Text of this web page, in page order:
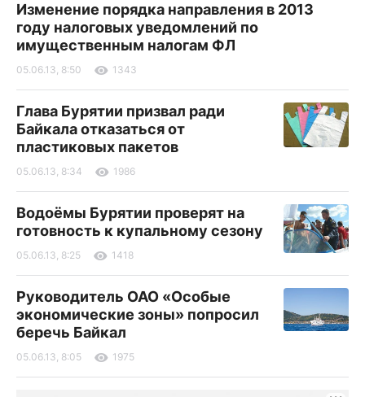
Изменение порядка направления в 2013
году налоговых уведомлений по
имущественным налогам ФЛ
05.06.13, 8:50 1343
Глава Бурятии призвал ради
Байкала отказаться от
пластиковых пакетов
05.06.13, 8:34 1986
Водоёмы Бурятии проверят на
готовность к купальному сезону
05.06.13, 8:25 1418
Руководитель ОАО «Особые
экономические зоны» попросил
беречь Байкал
05.06.13, 8:05 1975